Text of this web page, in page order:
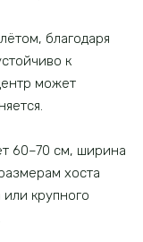
благодаря
к
может
60–70 см, ширина
хоста
крупного